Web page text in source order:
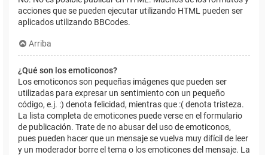
acciones que se pueden ejecutar utilizando HTML pueden ser
aplicados utilizando BBCodes.
Arriba
¿Qué son los emoticonos?
Los emoticonos son pequeñas imágenes que pueden ser
utilizadas para expresar un sentimiento con un pequeño
código, e.j. :) denota felicidad, mientras que :( denota tristeza.
La lista completa de emoticones puede verse en el formulario
de publicación. Trate de no abusar del uso de emoticonos,
pues pueden hacer que un mensaje se vuelva muy difícil de leer
y un moderador borre el tema o los emoticones del mensaje. La